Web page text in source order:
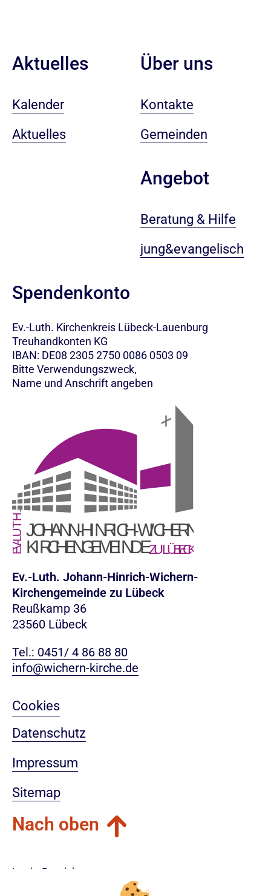
Aktuelles
Kalender
Aktuelles
Über uns
Kontakte
Gemeinden
Angebot
Beratung & Hilfe
jung&evangelisch
Spendenkonto
Ev.-Luth. Kirchenkreis Lübeck-Lauenburg
Treuhandkonten KG
IBAN: DE08 2305 2750 0086 0503 09
Bitte Verwendungszweck,
Name und Anschrift angeben
Ev.-Luth. Johann-Hinrich-Wichern-
Kirchengemeinde zu Lübeck
Reußkamp 36
23560 Lübeck
Tel.: 0451/ 4 86 88 80
info@wichern-kirche.de
Cookies
Datenschutz
Impressum
Sitemap
Nach oben
Login-Bereich